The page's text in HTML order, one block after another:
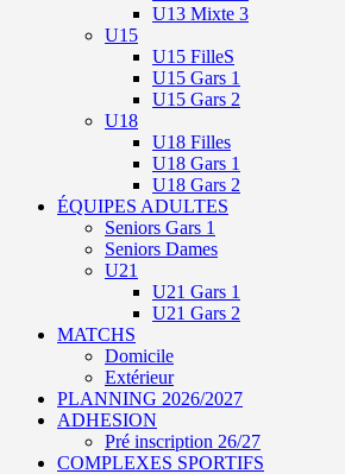
U13 Mixte 3
U15
U15 FilleS
U15 Gars 1
U15 Gars 2
U18
U18 Filles
U18 Gars 1
U18 Gars 2
ÉQUIPES ADULTES
Seniors Gars 1
Seniors Dames
U21
U21 Gars 1
U21 Gars 2
MATCHS
Domicile
Extérieur
PLANNING 2026/2027
ADHESION
Pré inscription 26/27
COMPLEXES SPORTIFS